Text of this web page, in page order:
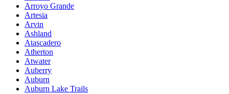
Arroyo Grande
Artesia
Arvin
Ashland
Atascadero
Atherton
Atwater
Auberry
Auburn
Auburn Lake Trails